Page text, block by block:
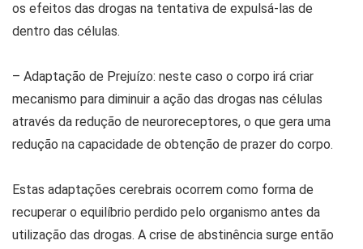
os efeitos das drogas na tentativa de expulsá-las de
dentro das células.
– Adaptação de Prejuízo: neste caso o corpo irá criar
mecanismo para diminuir a ação das drogas nas células
através da redução de neuroreceptores, o que gera uma
redução na capacidade de obtenção de prazer do corpo.
Estas adaptações cerebrais ocorrem como forma de
recuperar o equilíbrio perdido pelo organismo antes da
utilização das drogas. A crise de abstinência surge então